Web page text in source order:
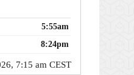
5:55am
8:24pm
7:15 am CEST